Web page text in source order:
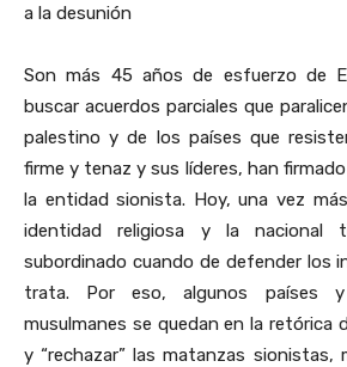
a la desunión
Son más 45 años de esfuerzo de
buscar acuerdos parciales que
palestino y de los países que
firme y tenaz y sus líderes, han
la entidad sionista. Hoy, una vez
identidad religiosa y la nacional
subordinado cuando de defender los
trata. Por eso, algunos países
musulmanes se quedan en la retórica
y “rechazar” las matanzas sionistas,